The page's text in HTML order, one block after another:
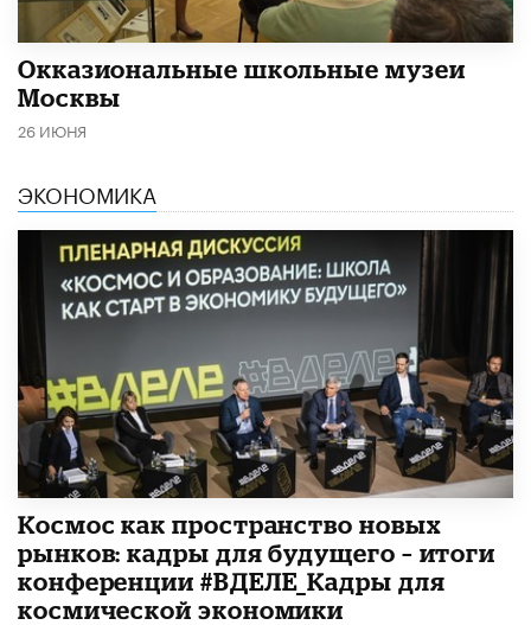
​Окказиональные школьные музеи
Москвы
26 ИЮНЯ
ЭКОНОМИКА
Космос как пространство новых
рынков: кадры для будущего – итоги
конференции #ВДЕЛЕ_Кадры для
космической экономики